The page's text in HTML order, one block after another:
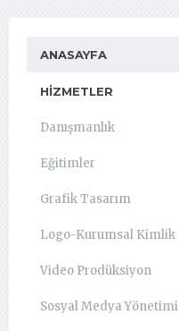
ANASAYFA
HIZMETLER
Danışmanlık
Eğitimler
Grafik Tasarım
Logo-Kurumsal Kimlik
Video Prodüksiyon
Sosyal Medya Yönetimi